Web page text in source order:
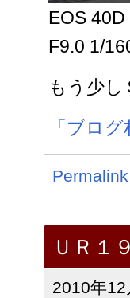
EOS
F9.0 1/
もう少
「ブロ
Permalink
ＵＲ１
2010年